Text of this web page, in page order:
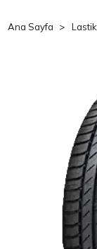
Ana Sayfa Lastik